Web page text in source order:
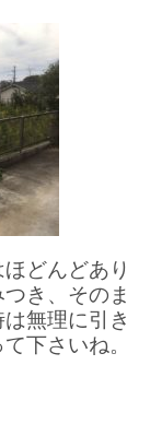
どんどあり
き、そのま
無理に引き
下さいね。